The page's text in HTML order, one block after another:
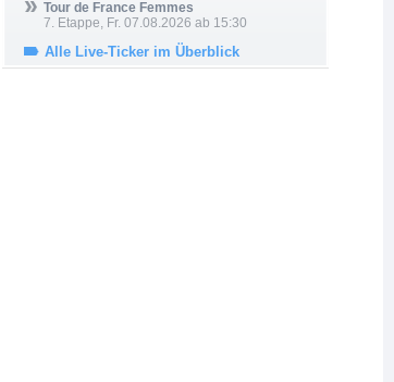
Tour de France Femmes
7. Etappe, Fr. 07.08.2026 ab 15:30
Alle Live-Ticker im Überblick